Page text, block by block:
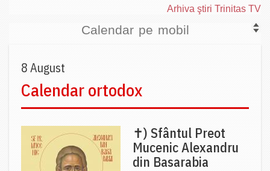
Arhiva ştiri Trinitas TV
Calendar pe mobil
8 August
Calendar ortodox
✝) Sfântul Preot
Mucenic Alexandru
din Basarabia